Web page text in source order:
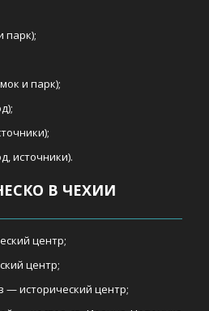
парк);
и парк);
источники).
В ЧЕХИИ
центр;
центр;
— исторический центр;